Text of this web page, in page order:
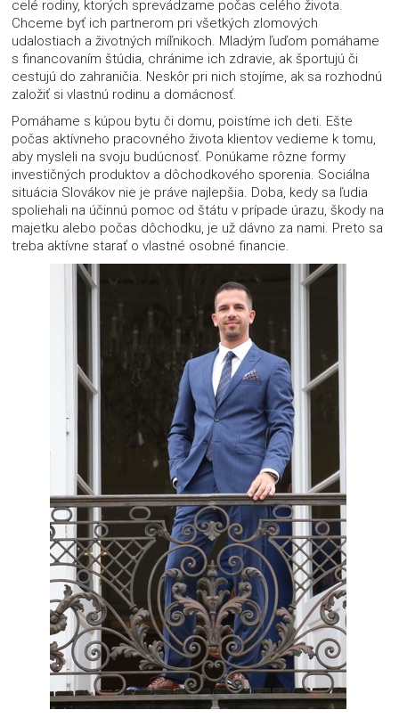
celé rodiny, ktorých sprevádzame počas celého života.
Chceme byť ich partnerom pri všetkých zlomových
udalostiach a životných míľnikoch. Mladým ľuďom pomáhame
s financovaním štúdia, chránime ich zdravie, ak športujú či
cestujú do zahraničia. Neskôr pri nich stojíme, ak sa rozhodnú
založiť si vlastnú rodinu a domácnosť.
Pomáhame s kúpou bytu či domu, poistíme ich deti. Ešte
počas aktívneho pracovného života klientov vedieme k tomu,
aby mysleli na svoju budúcnosť. Ponúkame rôzne formy
investičných produktov a dôchodkového sporenia. Sociálna
situácia Slovákov nie je práve najlepšia. Doba, kedy sa ľudia
spoliehali na účinnú pomoc od štátu v prípade úrazu, škody na
majetku alebo počas dôchodku, je už dávno za nami. Preto sa
treba aktívne starať o vlastné osobné financie.